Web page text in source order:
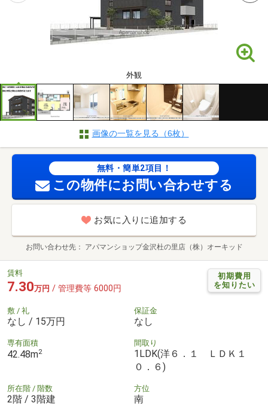
外観
画像の一覧を見る（6枚）
無料・簡単2項目！
この物件にお問い合わせする
お気に入りに追加する
お問い合わせ先 アパマンショップ金沢杜の里店（株）オーキッド
初期費用
を知りたい
賃料
7.30万円 / 管理費等 6000円
敷 / 礼
なし / 15万円
保証金
なし
専有面積
42.48m2
間取り
1LDK(洋６．１ ＬＤＫ１
０．６)
所在階 / 階数
2階 / 3階建
方位
南